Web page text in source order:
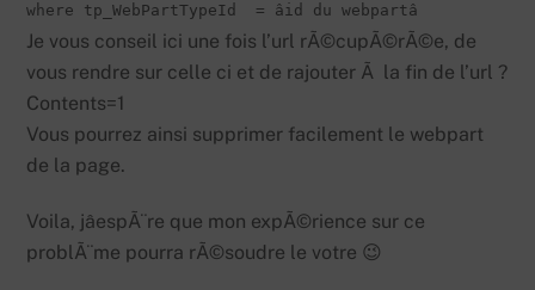
where tp_WebPartTypeId  = âid du webpartâ
Je vous conseil ici une fois l’url rÃ©cupÃ©rÃ©e, de
vous rendre sur celle ci et de rajouter Ã la fin de l’url ?
Contents=1
Vous pourrez ainsi supprimer facilement le webpart
de la page.
Voila, jâespÃ¨re que mon expÃ©rience sur ce
problÃ¨me pourra rÃ©soudre le votre 😉